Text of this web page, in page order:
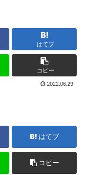
はてブ
コピー
2022.06.29
はてブ
コピー